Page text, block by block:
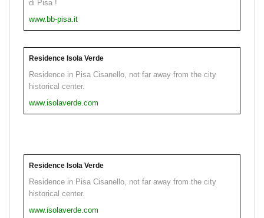
di Pisa !
www.bb-pisa.it
Residence Isola Verde
Residence in Pisa Cisanello, not far away from the city
historical center.
www.isolaverde.com
Residence Isola Verde
Residence in Pisa Cisanello, not far away from the city
historical center.
www.isolaverde.com